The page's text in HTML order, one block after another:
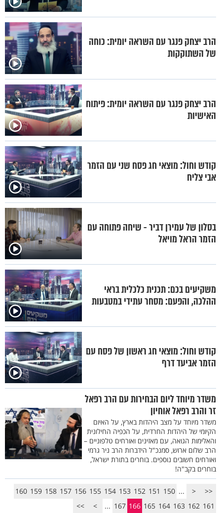
הרב יצחק פנגר עם השראה יומית: כוחה
של השתוקקות
הרב יצחק פנגר עם השראה יומית: פיתוח
האישיות
קודש וחול: מוצאי חג פסח שני עם הזמר
אבי צליח
בסלון של עמירן דביר - שיחה פתוחה עם
הזמר הראל מויאל
משקיעים בכם: תכנית כלכלית בראי
ההלכה, והפעם: מסחר עתידי במטבעות
קודש וחול: מוצאי חג ראשון של פסח עם
הזמר אביעד דרף
משדר מיוחד ליום הבחירות עם הרב רפאל
זר והרב רפאל אוחיון
משדר מיוחד על מצב היהדות בארץ, על האיום
הקיומי של היהדות החרדית, על הכפיה החילונית
והאלימות הגואה, עם מאזינים ואורחים טלפוניים –
הרב שלום ארוש, סמנכ"ל הידברות הרב ניר גרמי
ואורחים חשובים נוספים. בוחרים בתורת ישראל,
בוחרים בקב"ה!
<<
<
...
150
151
152
153
154
155
156
157
158
159
160
161
162
163
164
165
166
167
...
>
>>